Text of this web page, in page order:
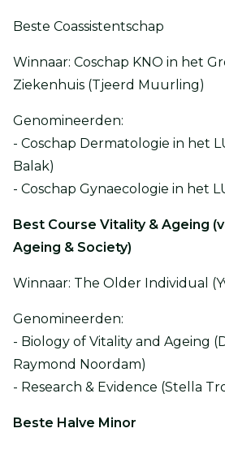
Beste Coassistentschap
Winnaar: Coschap KNO in het
Ziekenhuis (Tjeerd Muurling)
Genomineerden:
- Coschap Dermatologie in het
Balak)
- Coschap Gynaecologie in het
Best Course Vitality & Ageing
Ageing & Society)
Winnaar: The Older Individual
Genomineerden:
- Biology of Vitality and Ageing
Raymond Noordam)
- Research & Evidence (Stella
Beste Halve Minor